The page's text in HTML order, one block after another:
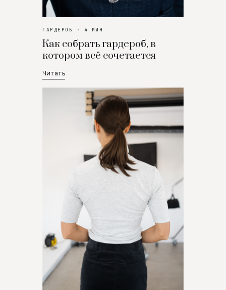
ГАРДЕРОБ · 4 МИН
Как собрать гардероб, в
котором всё сочетается
Читать